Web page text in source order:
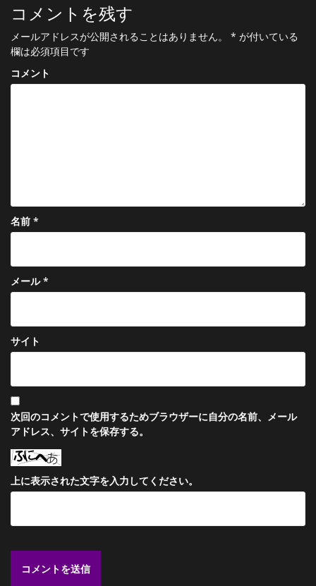
ビ
ゲ
ー
シ
コメントを残す
メールアドレスが公開されることはありません。 * が付いている
欄は必須項目です
コメント
名前 *
メール*
サイト
次回のコメントで使用するためブラウザーに自分の名前、メール
アドレス、サイトを保存する。
上に表示された文字を入力してください。